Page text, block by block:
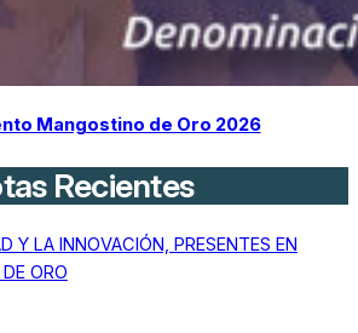
Mangostino de Oro 2026
Recientes